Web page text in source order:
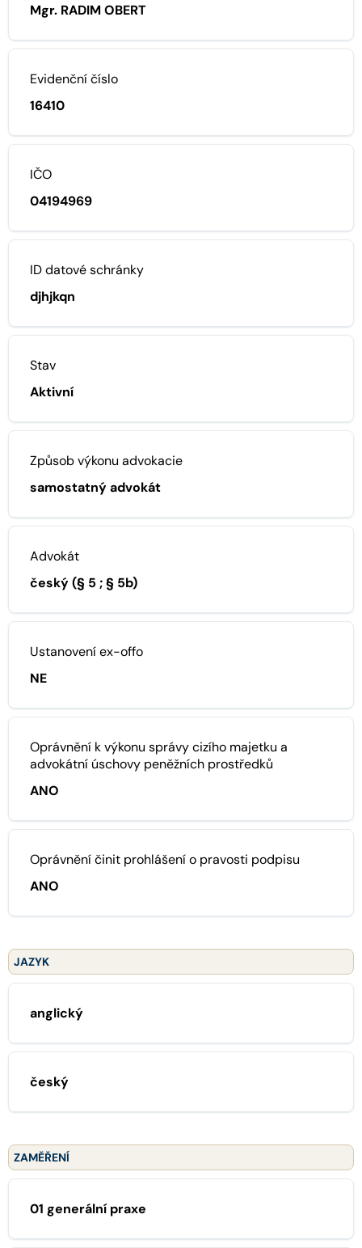
Mgr. RADIM OBERT
Evidenční číslo
16410
IČO
04194969
ID datové schránky
djhjkqn
Stav
Aktivní
Způsob výkonu advokacie
samostatný advokát
Advokát
český (§ 5 ; § 5b)
Ustanovení ex-offo
NE
Oprávnění k výkonu správy cizího majetku a
advokátní úschovy peněžních prostředků
ANO
Oprávnění činit prohlášení o pravosti podpisu
ANO
JAZYK
anglický
český
ZAMĚŘENÍ
01 generální praxe